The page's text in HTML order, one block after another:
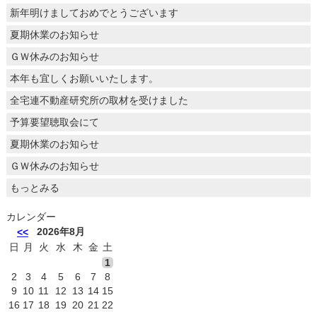
新年明けましておめでとうございます
夏期休業のお知らせ
ＧＷ休みのお知らせ
本年も宜しくお願いいたします。
全宅連不動産研究所の取材を受けました
予算要望聴取会にて
夏期休業のお知らせ
ＧＷ休みのお知らせ
もっとみる
カレンダー
<<
2026年8月
日
月 火 水 木 金 土
1
2
3 4 5 6 7
8
9
10 11 12 13 14 15
16 17 18 19 20 21 22